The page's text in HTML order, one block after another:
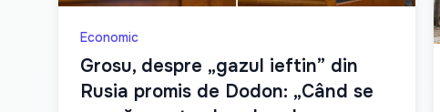
Economic
Grosu, despre „gazul ieftin” din
Rusia promis de Dodon: „Când se